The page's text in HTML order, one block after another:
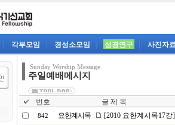
각부모임 경성소모임 성경연구 사진자
Sunday Worship Message
주일예배메시지
번호 글 제 목
842 요한계시록 [2010 요한계시록17